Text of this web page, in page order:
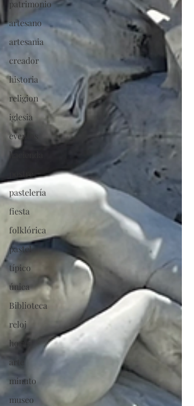
patrimonio
artesano
artesania
creador
historia
religion
iglesia
eventos
hacienda
postre
pastelería
fiesta
folklórica
pastel
típico
única
Biblioteca
reloj
horas
arte
minuto
museo